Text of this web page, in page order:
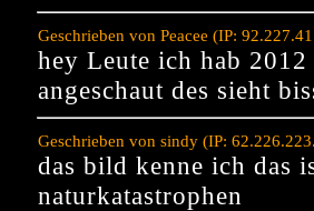
Geschrieben von Peacee (IP:
hey Leute ich hab
angeschaut des sieht
Geschrieben von sindy (IP:
das bild kenne ich das
naturkatastrophen